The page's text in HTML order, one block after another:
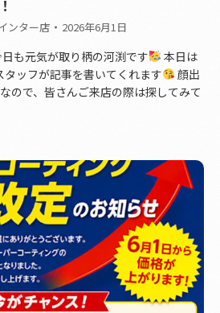
ンター店 2026年6月1日
も元気が取り柄の河渕です
本日は
ッフが記事を書いてくれます
顔出
ので、皆さんご来店の際は探してみて